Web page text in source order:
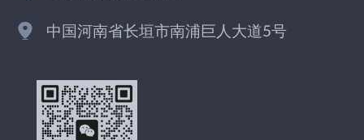
中国河南省长垣市南浦巨人大道5号